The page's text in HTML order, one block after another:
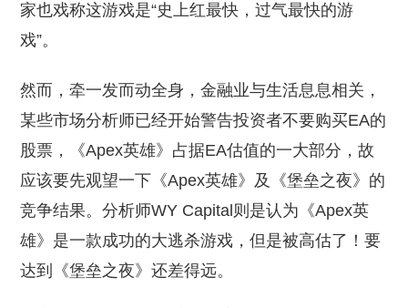
家也戏称这游戏是“史上红最快，过气最快的游
戏”。
然而，牵一发而动全身，金融业与生活息息相关，
某些市场分析师已经开始警告投资者不要购买EA的
股票，《Apex英雄》占据EA估值的一大部分，故
应该要先观望一下《Apex英雄》及《堡垒之夜》的
竞争结果。分析师WY Capital则是认为《Apex英
雄》是一款成功的大逃杀游戏，但是被高估了！要
达到《堡垒之夜》还差得远。